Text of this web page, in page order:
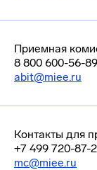
Приемная
8 800 600-56-89
abit@miee.ru
Контакты для
+7 499 720-87-
mc@miee.ru